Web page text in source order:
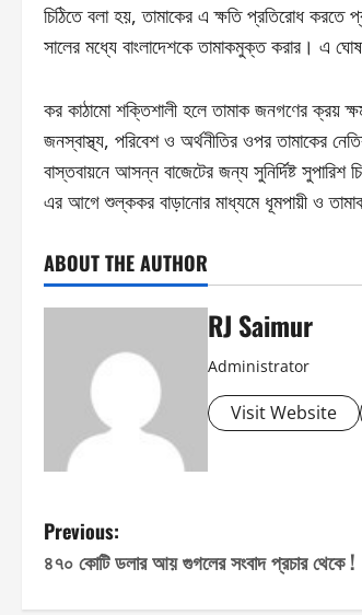
চিঠিতে বলা হয়, তামাকের এ ক্ষতি প্রতিরোধ করতে
সালের মধ্যে বাংলাদেশকে তামাকমুক্ত করার। এ
কর কাঠামো শক্তিশালী হলে তামাক জনগণের ক্রয়
জনস্বাস্থ্য, পরিবেশ ও অর্থনীতির ওপর তামাকের
বাস্তবায়নে আসন্ন বাজেটের জন্য সুনির্দিষ্ট সুপারিশ
এর আগে শুল্ককর বাড়ানোর মাধ্যমে ধূমপায়ী ও
ABOUT THE AUTHOR
RJ Saimur
Administrator
Visit Website
P
o
Previous:
৪৭০ কোটি ডলার আয় গুগলের সংবাদ প্রচার থেকে !